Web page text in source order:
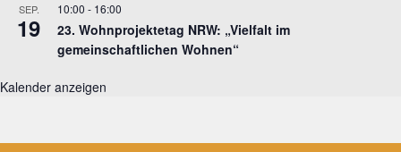
SEP.
19
10:00 - 16:00
23. Wohnprojektetag NRW: „Vielfalt im
gemeinschaftlichen Wohnen“
Kalender anzeigen